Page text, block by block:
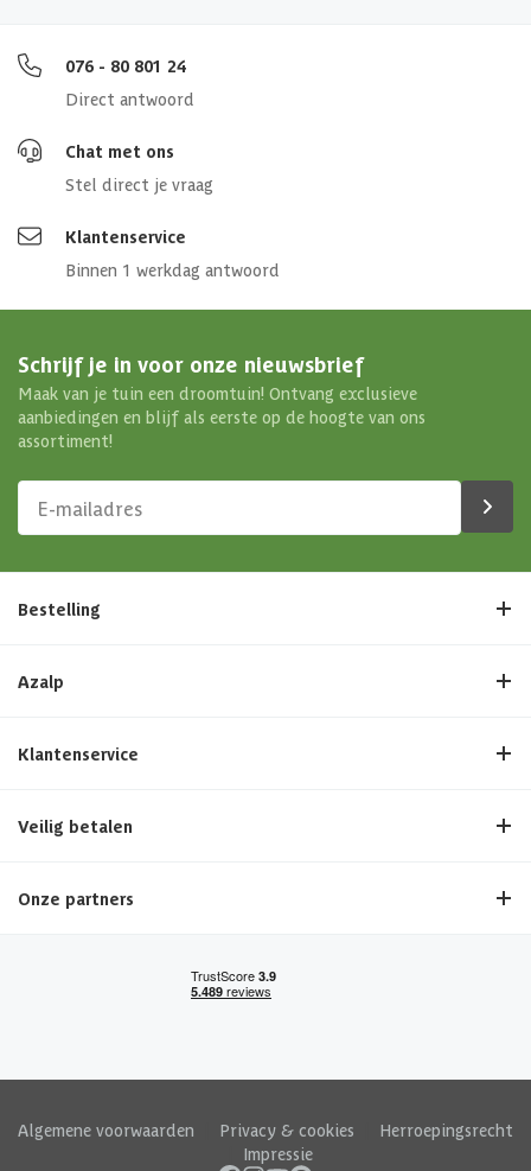
076 - 80 801 24
Direct antwoord
Chat met ons
Stel direct je vraag
Klantenservice
Binnen 1 werkdag antwoord
Schrijf je in voor onze nieuwsbrief
Maak van je tuin een droomtuin! Ontvang exclusieve
aanbiedingen en blijf als eerste op de hoogte van ons
assortiment!
Bestelling
Azalp
Klantenservice
Veilig betalen
Onze partners
Algemene voorwaarden Privacy & cookies
Herroepingsrecht
Impressie